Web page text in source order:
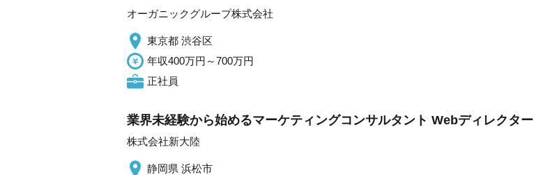
オーガニックグループ株式会社
東京都 渋谷区
年収400万円～700万円
正社員
業界未経験から始めるマーケティングコンサルタント Webディレクター
株式会社新大陸
静岡県 浜松市